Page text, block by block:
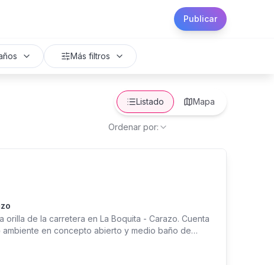
Publicar
Más filtros
Listado Mapa
Ordenar por:
de la carretera en La Boquita - Carazo. Cuenta
ambiente en concepto abierto y medio baño de
balcón con lindas vistas panorámicas del
cuidador independiente - Pozo perforado listo para